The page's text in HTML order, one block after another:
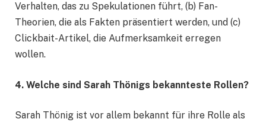
Verhalten, das zu Spekulationen führt, (b) Fan-
Theorien, die als Fakten präsentiert werden, und (c)
Clickbait-Artikel, die Aufmerksamkeit erregen
wollen.
4. Welche sind Sarah Thönigs bekannteste Rollen?
Sarah Thönig ist vor allem bekannt für ihre Rolle als